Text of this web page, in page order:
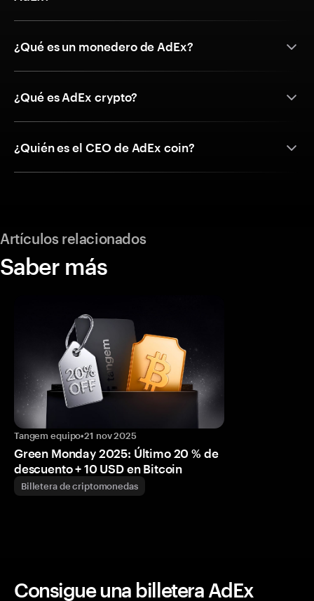
¿Qué es un monedero de AdEx?
¿Qué es AdEx crypto?
¿Quién es el CEO de AdEx coin?
Artículos relacionados
Saber más
Tangem equipo•21 nov 2025
Green Monday 2025: Último 20 % de
descuento + 10 USD en Bitcoin
Billetera de criptomonedas
Consigue una billetera AdEx